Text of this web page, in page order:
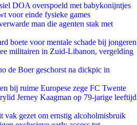
DOA overspoeld met babykonijntjes
voor einde fysieke games
man die agenten stak met
boete voor mentale schade bij jongeren
militairen in Zuid-Libanon, vergelding
de Boer geschorst na dickpic in
bij ruime Europese zege FC Twente
Jerney Kaagman op 79-jarige leeftijd
vak gezet om ernstig alcoholmisbruik